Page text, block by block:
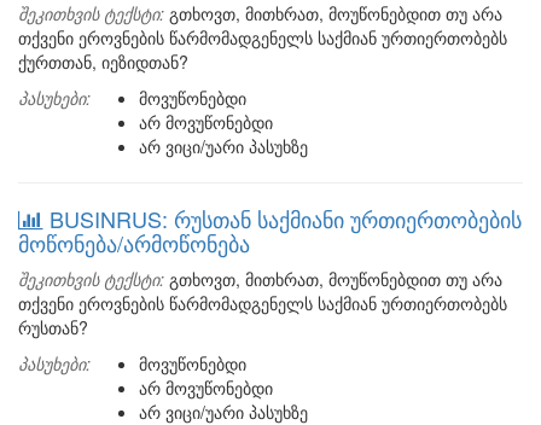
შეკითხვის ტექსტი: გთხოვთ, მითხრათ, მოუწონებდით თუ არა
თქვენი ეროვნების წარმომადგენელს საქმიან ურთიერთობებს
ქურთთან, იეზიდთან?
პასუხები:
მოვუწონებდი
არ მოვუწონებდი
არ ვიცი/უარი პასუხზე
BUSINRUS: რუსთან საქმიანი ურთიერთობების
მოწონება/არმოწონება
შეკითხვის ტექსტი: გთხოვთ, მითხრათ, მოუწონებდით თუ არა
თქვენი ეროვნების წარმომადგენელს საქმიან ურთიერთობებს
რუსთან?
პასუხები:
მოვუწონებდი
არ მოვუწონებდი
არ ვიცი/უარი პასუხზე